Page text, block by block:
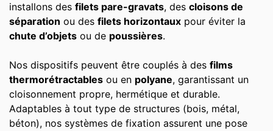
installons des filets pare-gravats, des cloisons de
séparation ou des filets horizontaux pour éviter la
chute d’objets ou de poussières.
Nos dispositifs peuvent être couplés à des films
thermorétractables ou en polyane, garantissant un
cloisonnement propre, hermétique et durable.
Adaptables à tout type de structures (bois, métal,
béton), nos systèmes de fixation assurent une pose